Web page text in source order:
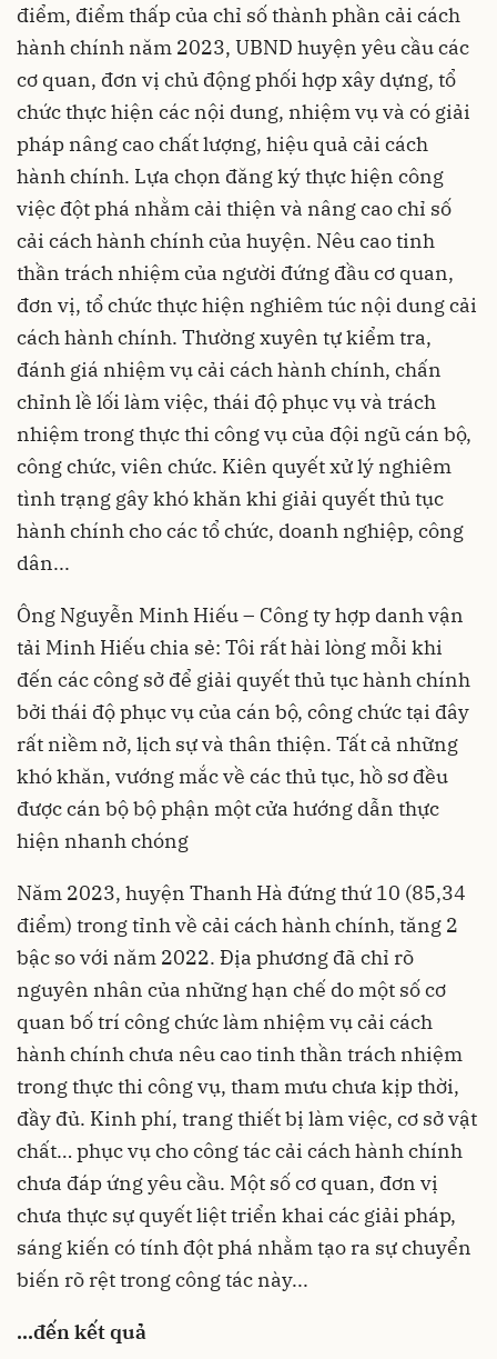
điểm, điểm thấp của chỉ số thành phần cải cách
hành chính năm 2023, UBND huyện yêu cầu các
cơ quan, đơn vị chủ động phối hợp xây dựng, tổ
chức thực hiện các nội dung, nhiệm vụ và có giải
pháp nâng cao chất lượng, hiệu quả cải cách
hành chính. Lựa chọn đăng ký thực hiện công
việc đột phá nhằm cải thiện và nâng cao chỉ số
cải cách hành chính của huyện. Nêu cao tinh
thần trách nhiệm của người đứng đầu cơ quan,
đơn vị, tổ chức thực hiện nghiêm túc nội dung cải
cách hành chính. Thường xuyên tự kiểm tra,
đánh giá nhiệm vụ cải cách hành chính, chấn
chỉnh lề lối làm việc, thái độ phục vụ và trách
nhiệm trong thực thi công vụ của đội ngũ cán bộ,
công chức, viên chức. Kiên quyết xử lý nghiêm
tình trạng gây khó khăn khi giải quyết thủ tục
hành chính cho các tổ chức, doanh nghiệp, công
dân...
Ông Nguyễn Minh Hiếu – Công ty hợp danh vận
tải Minh Hiếu chia sẻ: Tôi rất hài lòng mỗi khi
đến các công sở để giải quyết thủ tục hành chính
bởi thái độ phục vụ của cán bộ, công chức tại đây
rất niềm nở, lịch sự và thân thiện. Tất cả những
khó khăn, vướng mắc về các thủ tục, hồ sơ đều
được cán bộ bộ phận một cửa hướng dẫn thực
hiện nhanh chóng
Năm 2023, huyện Thanh Hà đứng thứ 10 (85,34
điểm) trong tỉnh về cải cách hành chính, tăng 2
bậc so với năm 2022. Địa phương đã chỉ rõ
nguyên nhân của những hạn chế do một số cơ
quan bố trí công chức làm nhiệm vụ cải cách
hành chính chưa nêu cao tinh thần trách nhiệm
trong thực thi công vụ, tham mưu chưa kịp thời,
đầy đủ. Kinh phí, trang thiết bị làm việc, cơ sở vật
chất… phục vụ cho công tác cải cách hành chính
chưa đáp ứng yêu cầu. Một số cơ quan, đơn vị
chưa thực sự quyết liệt triển khai các giải pháp,
sáng kiến có tính đột phá nhằm tạo ra sự chuyển
biến rõ rệt trong công tác này...
...đến kết quả